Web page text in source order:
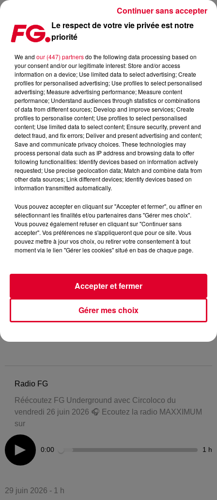
FG UNDERGROUND : CIRCOLOCO
Radio FG
Réécoutez FG Underground avec Circoloco du
vendredi 26 juin 2026 🎧 Ecoutez la radio MAXXIMUM
sur
0:00 1 h
29 juin 2026 - 1 h
Le respect de votre vie privée est notre
priorité
We and our (447) partnersdo the following data processing based on
your consent and/or our legitimate interest: Store and/or access
information on a device; Use limited data to select advertising; Create
profiles for personalised advertising; Use profiles to select personalised
advertising; Measure advertising performance; Measure content
performance; Understand audiences through statistics or combinations
of data from different sources; Develop and improve services; Create
profiles to personalise content; Use profiles to select personalised
content; Use limited data to select content; Ensure security, prevent and
detect fraud, and fix errors; Deliver and present advertising and content;
Save and communicate privacy choices. These technologies may
process personal data such as IP address and browsing data to offer
following functionalities: Identify devices based on information actively
requested; Use precise geolocation data; Match and combine data from
other data sources; Link different devices; Identify devices based on
information transmitted automatically.
Vous pouvez accepter en cliquant sur "Accepter et fermer", ou affiner en
sélectionnant les finalités et/ou partenaires dans "Gérer mes choix".
Vous pouvez également refuser en cliquant sur "Continuer sans
accepter". Vos préférences ne s'appliqueront que pour ce site. Vous
pouvez mettre à jour vos choix, ou retirer votre consentement à tout
moment via le lien "Gérer les cookies" situé en bas de chaque page.
Gérer mes choix
Accepter et fermer
Continuer sans accepter